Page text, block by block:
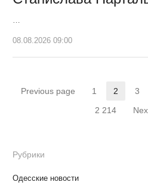
…
08.08.2026 09:00
Пагинация
Previous page Страница
1 2 3
Страница
2 214
Рубрики
Одесские новости